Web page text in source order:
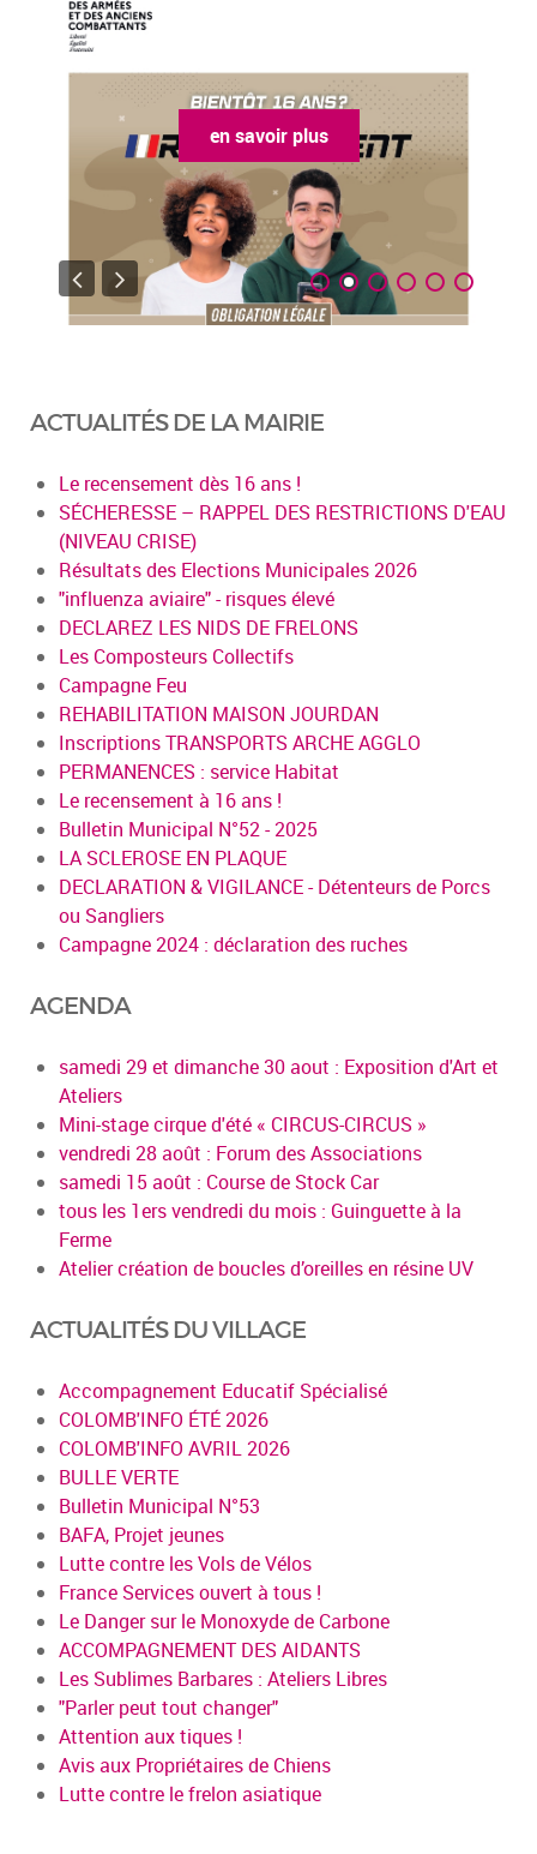
en savoir plus
ACTUALITÉS DE LA MAIRIE
Le recensement dès 16 ans !
SÉCHERESSE – RAPPEL DES RESTRICTIONS D'EAU
(NIVEAU CRISE)
Résultats des Elections Municipales 2026
"influenza aviaire" - risques élevé
DECLAREZ LES NIDS DE FRELONS
Les Composteurs Collectifs
Campagne Feu
REHABILITATION MAISON JOURDAN
Inscriptions TRANSPORTS ARCHE AGGLO
PERMANENCES : service Habitat
Le recensement à 16 ans !
Bulletin Municipal N°52 - 2025
LA SCLEROSE EN PLAQUE
DECLARATION & VIGILANCE - Détenteurs de Porcs
ou Sangliers
Campagne 2024 : déclaration des ruches
AGENDA
samedi 29 et dimanche 30 aout : Exposition d'Art et
Ateliers
Mini-stage cirque d'été « CIRCUS-CIRCUS »
vendredi 28 août : Forum des Associations
samedi 15 août : Course de Stock Car
tous les 1ers vendredi du mois : Guinguette à la
Ferme
Atelier création de boucles d’oreilles en résine UV
ACTUALITÉS DU VILLAGE
Accompagnement Educatif Spécialisé
COLOMB'INFO ÉTÉ 2026
COLOMB'INFO AVRIL 2026
BULLE VERTE
Bulletin Municipal N°53
BAFA, Projet jeunes
Lutte contre les Vols de Vélos
France Services ouvert à tous !
Le Danger sur le Monoxyde de Carbone
ACCOMPAGNEMENT DES AIDANTS
Les Sublimes Barbares : Ateliers Libres
"Parler peut tout changer"
Attention aux tiques !
Avis aux Propriétaires de Chiens
Lutte contre le frelon asiatique